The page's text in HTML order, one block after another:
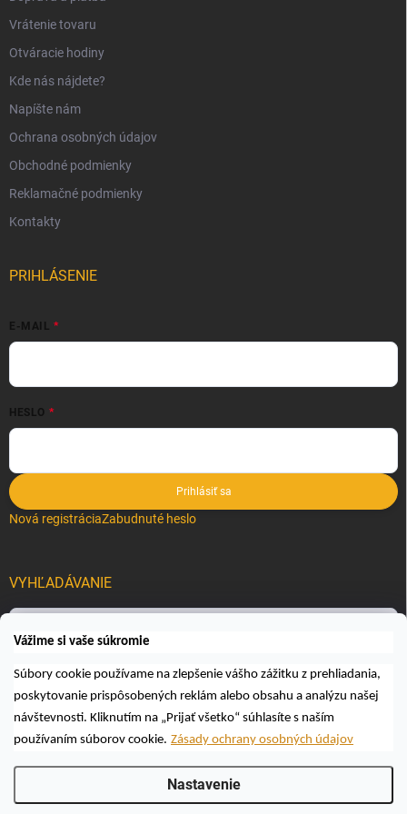
Vážime si vaše súkromie
Súbory cookie používame na zlepšenie vášho zážitku z prehliadania,
poskytovanie prispôsobených reklám alebo obsahu a analýzu našej
návštevnosti. Kliknutím na „Prijať všetko“ súhlasíte s naším
používaním súborov cookie. Zásady ochrany osobných údajov
Nastavenie
Vrátenie tovaru
Otváracie hodiny
Kde nás nájdete?
Napíšte nám
Ochrana osobných údajov
Obchodné podmienky
Reklamačné podmienky
Kontakty
PRIHLÁSENIE
E-MAIL
HESLO
Prihlásiť sa
Nová registráciaZabudnuté heslo
VYHĽADÁVANIE
Všetky práva vyhradené.Upraviť nastavenie cookies